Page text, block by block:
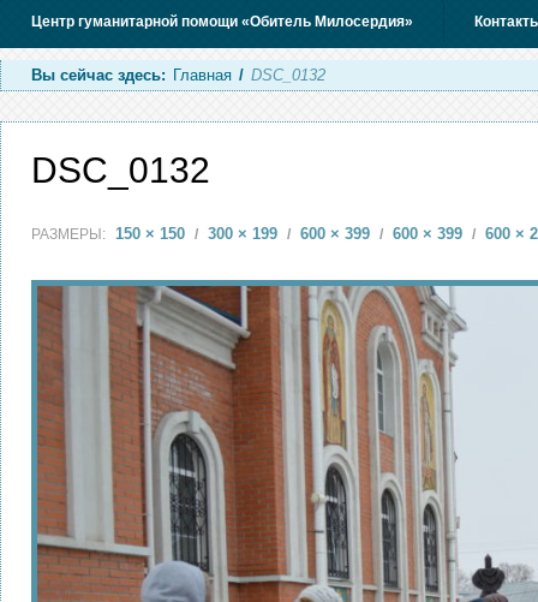
Центр гуманитарной помощи «Обитель Милосердия»
Вы сейчас здесь: Главная / DSC_0132
DSC_0132
РАЗМЕРЫ: 150 × 150 / 300 × 199 / 600 × 399 / 600 × 399 / 600 ×